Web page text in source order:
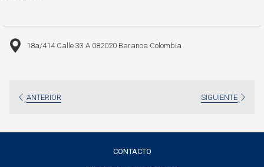
18a/414 Calle 33 A 082020 Baranoa Colombia
ANTERIOR SIGUIENTE
CONTACTO